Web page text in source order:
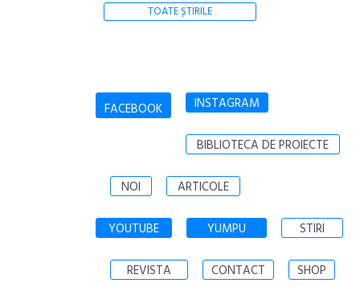
TOATE ȘTIRILE
FACEBOOK INSTAGRAM
BIBLIOTECA DE PROIECTE
NOI ARTICOLE
YOUTUBE YUMPU STIRI
REVISTA CONTACT SHOP